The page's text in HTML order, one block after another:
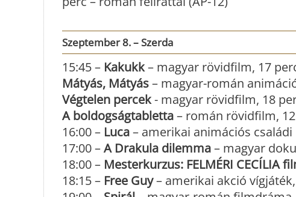
Szeptember 8. – Szerda
15:45 – Kakukk– magyar rövidfilm, 17
Mátyás, Mátyás– magyar-román
Végtelen percek- magyar rövidfilm, 18
A boldogságtabletta– román rövidfilm,
16:00 – Luca– amerikai animációs
17:00 –A Drakula dilemma– magyar
18:00 – Mesterkurzus: FELMÉRI CECÍLIA
18:15 – Free Guy– amerikai akció